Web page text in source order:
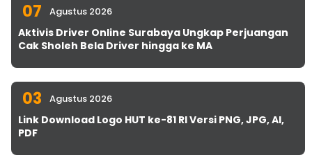
07 Agustus 2026
Aktivis Driver Online Surabaya Ungkap Perjuangan
Cak Sholeh Bela Driver hingga ke MA
03 Agustus 2026
Link Download Logo HUT ke-81 RI Versi PNG, JPG, AI,
PDF